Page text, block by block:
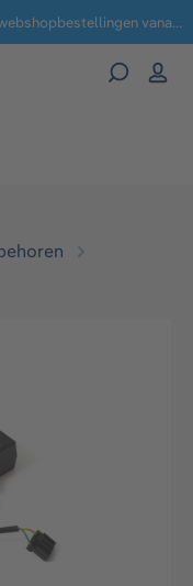
Geen administratie- en verzendkosten voor webshopbestellingen vanaf € 100,-.